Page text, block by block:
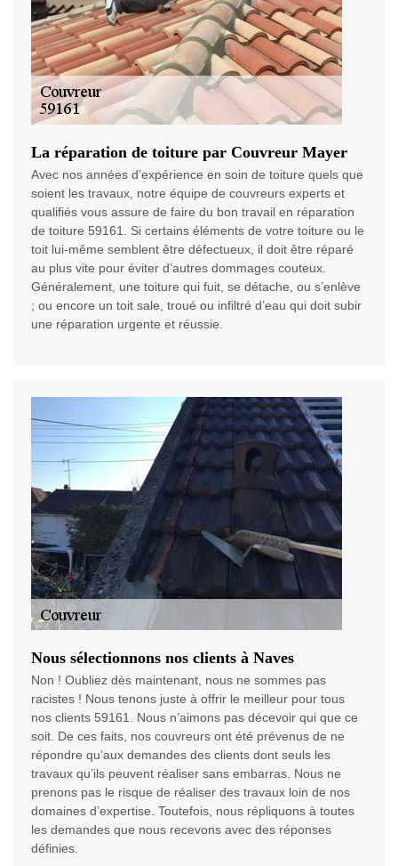
La réparation de toiture par Couvreur Mayer
Avec nos années d’expérience en soin de toiture quels que
soient les travaux, notre équipe de couvreurs experts et
qualifiés vous assure de faire du bon travail en réparation
de toiture 59161. Si certains éléments de votre toiture ou le
toit lui-même semblent être défectueux, il doit être réparé
au plus vite pour éviter d’autres dommages couteux.
Généralement, une toiture qui fuit, se détache, ou s’enlève
; ou encore un toit sale, troué ou infiltré d’eau qui doit subir
une réparation urgente et réussie.
Nous sélectionnons nos clients à Naves
Non ! Oubliez dès maintenant, nous ne sommes pas
racistes ! Nous tenons juste à offrir le meilleur pour tous
nos clients 59161. Nous n’aimons pas décevoir qui que ce
soit. De ces faits, nos couvreurs ont été prévenus de ne
répondre qu’aux demandes des clients dont seuls les
travaux qu’ils peuvent réaliser sans embarras. Nous ne
prenons pas le risque de réaliser des travaux loin de nos
domaines d’expertise. Toutefois, nous répliquons à toutes
les demandes que nous recevons avec des réponses
définies.